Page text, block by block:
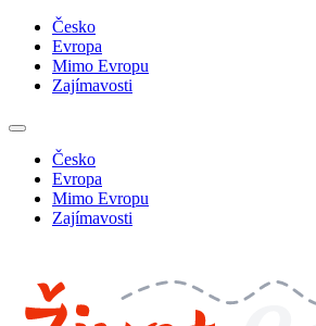
Česko
Evropa
Mimo Evropu
Zajímavosti
Česko
Evropa
Mimo Evropu
Zajímavosti